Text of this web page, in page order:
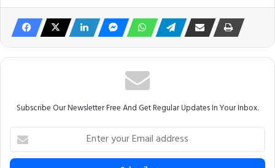
Subscribe Our Newsletter Free And Get Regular Updates In Your Inbox.
E
t